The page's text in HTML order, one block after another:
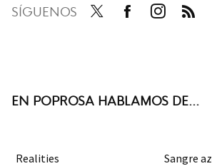
SÍGUENOS
EN POPROSA HABLAMOS DE...
Realities Sangre